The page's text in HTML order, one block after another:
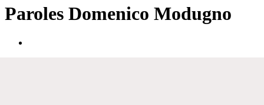
Paroles Domenico Modugno